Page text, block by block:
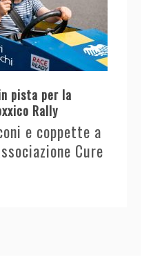
pista per la
Rally
e coppette a
Cure